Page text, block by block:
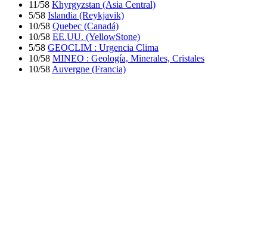
11/58 Khyrgyzstan (Asia Central)
5/58 Islandia (Reykjavik)
10/58 Quebec (Canadá)
10/58 EE.UU. (YellowStone)
5/58 GEOCLIM : Urgencia Clima
10/58 MINEO : Geología, Minerales, Cristales
10/58 Auvergne (Francia)